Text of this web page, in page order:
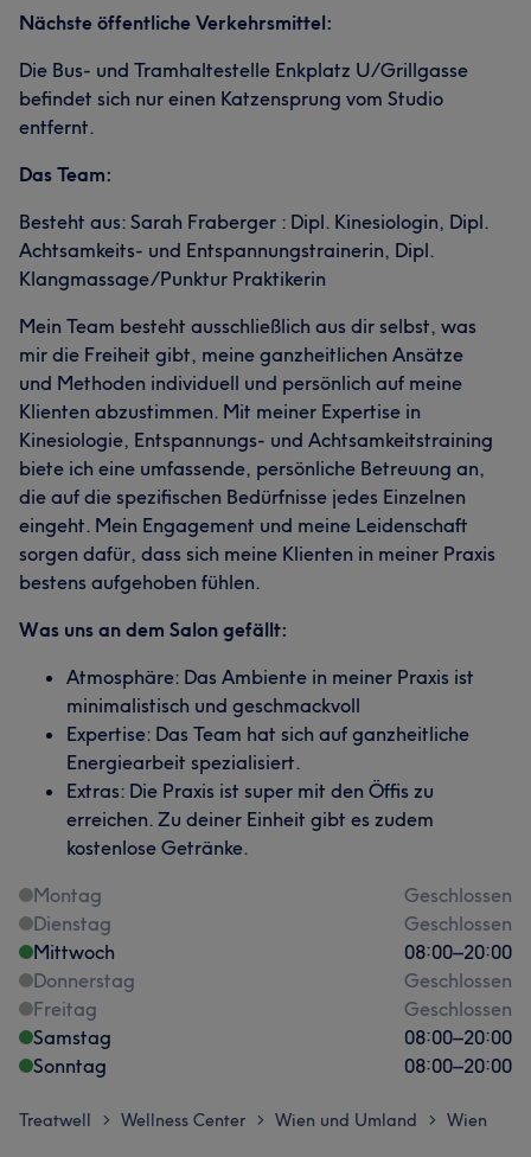
Nächste öffentliche Verkehrsmittel:
Die Bus- und Tramhaltestelle Enkplatz U/Grillgasse
befindet sich nur einen Katzensprung vom Studio
entfernt.
Das Team:
Besteht aus: Sarah Fraberger : Dipl. Kinesiologin, Dipl.
Achtsamkeits- und Entspannungstrainerin, Dipl.
Klangmassage/Punktur Praktikerin
Mein Team besteht ausschließlich aus dir selbst, was
mir die Freiheit gibt, meine ganzheitlichen Ansätze
und Methoden individuell und persönlich auf meine
Klienten abzustimmen. Mit meiner Expertise in
Kinesiologie, Entspannungs- und Achtsamkeitstraining
biete ich eine umfassende, persönliche Betreuung an,
die auf die spezifischen Bedürfnisse jedes Einzelnen
eingeht. Mein Engagement und meine Leidenschaft
sorgen dafür, dass sich meine Klienten in meiner Praxis
bestens aufgehoben fühlen.
Was uns an dem Salon gefällt:
Atmosphäre: Das Ambiente in meiner Praxis ist
minimalistisch und geschmackvoll
Expertise: Das Team hat sich auf ganzheitliche
Energiearbeit spezialisiert.
Extras: Die Praxis ist super mit den Öffis zu
erreichen. Zu deiner Einheit gibt es zudem
kostenlose Getränke.
Montag
Geschlossen
Dienstag
Geschlossen
Mittwoch
08:00–20:00
Donnerstag
Geschlossen
Freitag
Geschlossen
Samstag
08:00–20:00
Sonntag
08:00–20:00
Treatwell > Wellness Center > Wien und Umland > Wien